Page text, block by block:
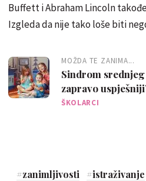
Buffett i Abraham Lincoln
Izgleda da nije tako loše biti
MOŽDA TE ZANIMA...
Sindrom
zapravo
ŠKOLARCI
#zanimljivosti #istraživanje